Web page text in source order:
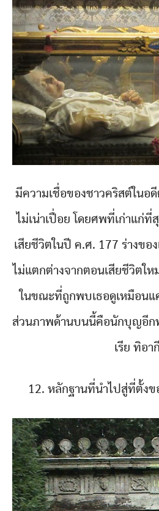
มีความเชื่อของชาวคริสต์ใน
ไม่เน่าเปื่อย โดยศพที่เก่าแก่
เสียชีวิตในปี ค.ศ. 177 ร่างข
ไม่แตกต่างจากตอนเสียชีวิตใ
ในขณะที่ถูกพบเธอดูเหมือนแ
ส่วนภาพด้านบนนี้คือนักบุญอีก
เรีย ทิอากี
12. หลักฐานที่นำไปสู่ที่ตั้ง